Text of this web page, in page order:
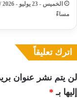
مساءً
اترك تعليقاً
لن يتم نشر عنوان
إليها بـ *